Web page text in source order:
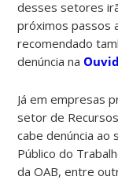
desses setores
próximos passos
recomendado
denúncia na
Já em empresas
setor de
cabe denúncia ao
Público do
da OAB, entre